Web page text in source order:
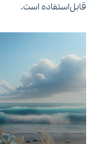
قابل‌استفاده است.